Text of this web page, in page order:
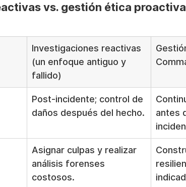
vs. gestión ética proactiva
Investigaciones reactivas
(un enfoque antiguo y
fallido)
Post-incidente; control de
daños después del hecho.
antes
Asignar culpas y realizar
análisis forenses
costosos.